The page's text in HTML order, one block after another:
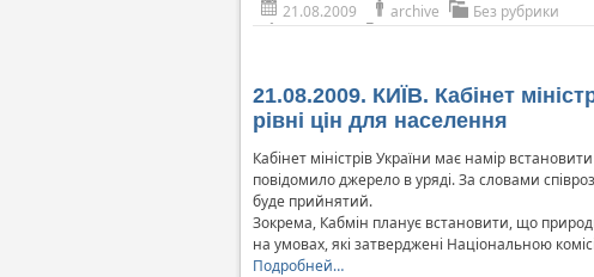
21.08.2009 archive Без рубрики
21.08.2009. КИЇВ. Кабінет
рівні цін для населення
Кабінет міністрів України має намір
повідомило джерело в уряді. За словами
буде прийнятий.
Зокрема, Кабмін планує встановити, що
на умовах, які затверджені Національною
Подробней…